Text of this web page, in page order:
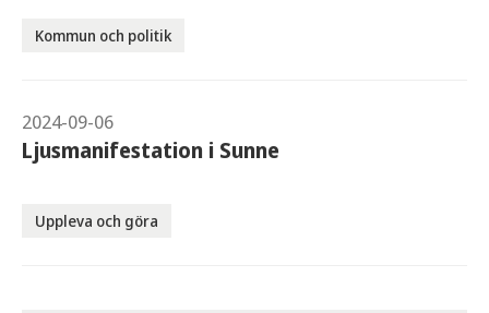
Kommun och politik
2024-09-06
Ljusmanifestation i Sunne
Uppleva och göra